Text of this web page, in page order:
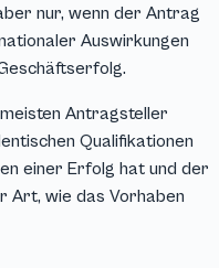
nur, wenn der Antrag
Auswirkungen
Antragsteller
Qualifikationen
einer Erfolg hat und der
Art, wie das Vorhaben